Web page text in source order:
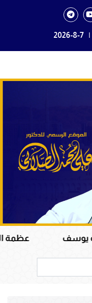
|
2026-8-7
عظمة القرآن